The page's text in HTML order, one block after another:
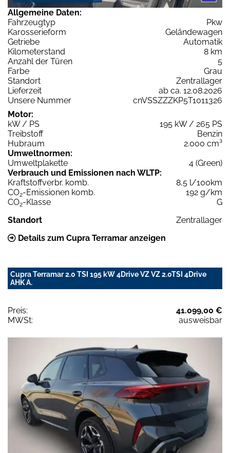
Allgemeine Daten:
Fahrzeugtyp
Pkw
Karosserieform
Geländewagen
Getriebe
Automatik
Kilometerstand
8 km
Anzahl der Türen
5
Farbe
Grau
Standort
Zentrallager
Lieferzeit
ab ca. 12.08.2026
Unsere Nummer
cnVSSZZZKP5T1011326
Motor:
kW / PS
195 kW / 265 PS
Treibstoff
Benzin
Hubraum
2.000 cm³
Umweltnormen:
Umweltplakette
4 (Green)
Verbrauch und Emissionen nach WLTP:
Kraftstoffverbr. komb.
8,5 l/100km
CO2-Emissionen komb.
192 g/km
CO2-Klasse
G
Standort
Zentrallager
Details zum Cupra Terramar anzeigen
Cupra Terramar 2.0 TSI 195 kW 4Drive VZ VZ 2.0TSI 4Drive
AHK A.
Preis:
41.099,00 €
MWSt:
ausweisbar